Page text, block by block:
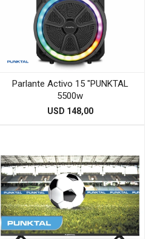
Parlante Activo 15 "PUNKTAL
5500w
USD 148,00